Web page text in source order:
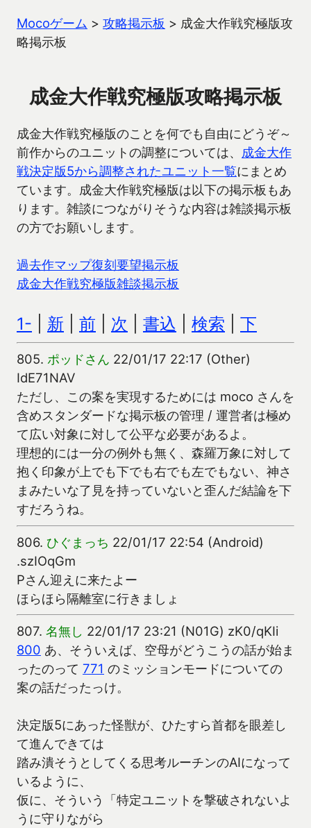
Mocoゲーム > 攻略掲示板 > 成金大作戦究極版攻
略掲示板
成金大作戦究極版攻略掲示板
成金大作戦究極版のことを何でも自由にどうぞ～
前作からのユニットの調整については、 成金大作
戦決定版5から調整されたユニット一覧にまとめ
ています。成金大作戦究極版は以下の掲示板もあ
ります。雑談につながりそうな内容は雑談掲示板
の方でお願いします。
過去作マップ復刻要望掲示板
成金大作戦究極版雑談掲示板
1- 新 前 次 書込 検索 下
805. ポッドさん 22/01/17 22:17 (Other)
IdE71NAV
ただし、この案を実現するためには moco さんを
含めスタンダードな掲示板の管理 / 運営者は極め
て広い対象に対して公平な必要があるよ。
理想的には一分の例外も無く、森羅万象に対して
抱く印象が上でも下でも右でも左でもない、神さ
まみたいな了見を持っていないと歪んだ結論を下
すだろうね。
806. ひぐまっち 22/01/17 22:54 (Android)
.szIOqGm
Pさん迎えに来たよー
ほらほら隔離室に行きましょ
807. 名無し 22/01/17 23:21 (N01G) zK0/qKIi
800 あ、そういえば、空母がどうこうの話が始ま
ったのって 771 のミッションモードについての
案の話だったっけ。
決定版5にあった怪獣が、ひたすら首都を眼差し
て進んできては
踏み潰そうとしてくる思考ルーチンのAIになって
いるように、
仮に、そういう「特定ユニットを撃破されないよ
うに守りながら